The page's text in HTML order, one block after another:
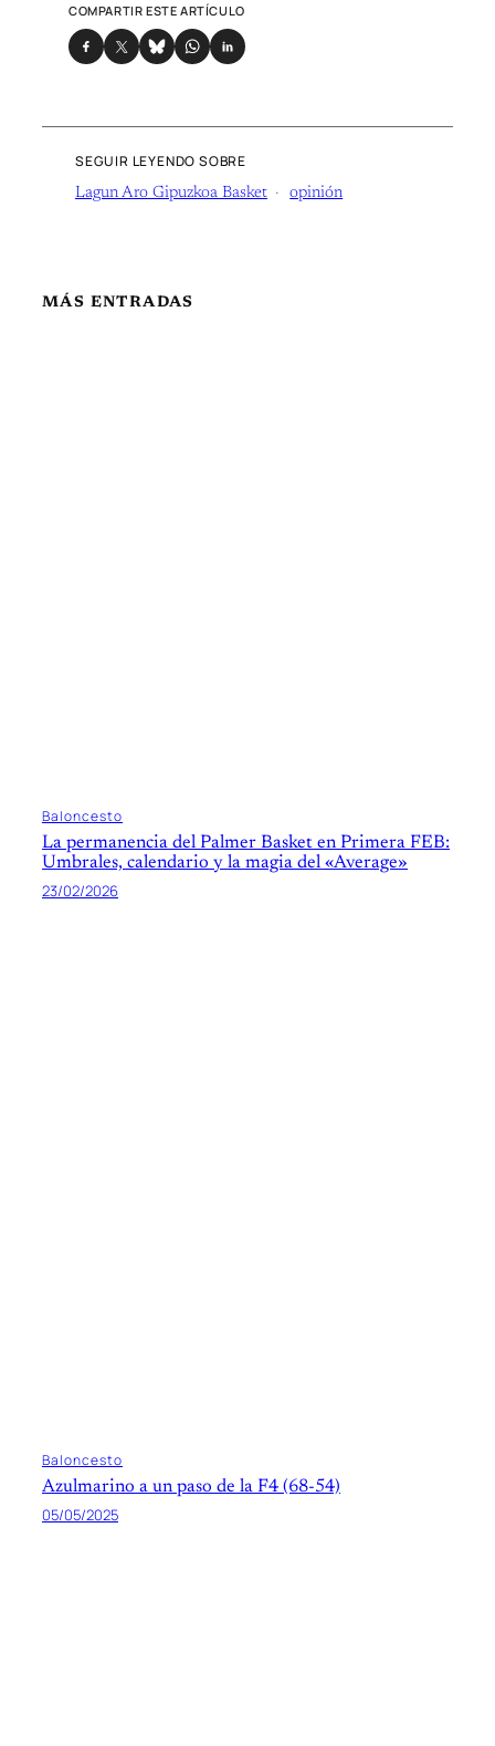
COMPARTIR ESTE ARTÍCULO
SEGUIR LEYENDO SOBRE
Lagun Aro Gipuzkoa Basket opinión
MÁS ENTRADAS
Baloncesto
La permanencia del Palmer Basket en Primera FEB:
Umbrales, calendario y la magia del «Average»
23/02/2026
Baloncesto
Azulmarino a un paso de la F4 (68-54)
05/05/2025